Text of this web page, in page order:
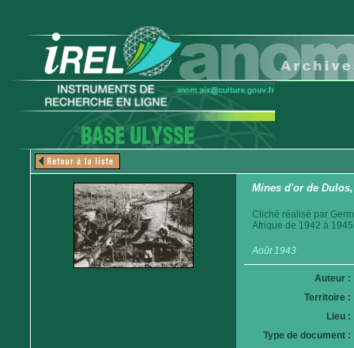
Mines d'or de
Cliché réalisé par
Afrique de 1942 à
Août 1943
Auteur :
Territoire :
Lieu :
Type de document :